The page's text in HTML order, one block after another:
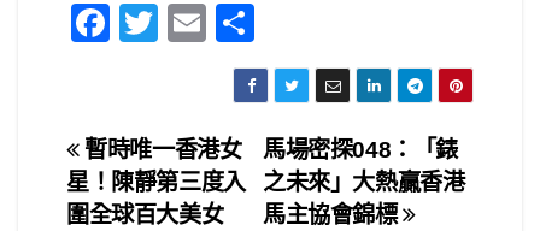
F
e
b
o
T
er
E
m
ail
h
ar
e
文
章
馬場密探048：「錶
之未來」大熱贏香港
馬主協會錦標
暫時唯一香港女
星！陳靜第三度入
圍全球百大美女